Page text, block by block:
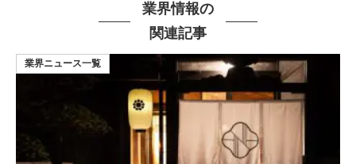
業界情報の
関連記事
業界ニュース一覧